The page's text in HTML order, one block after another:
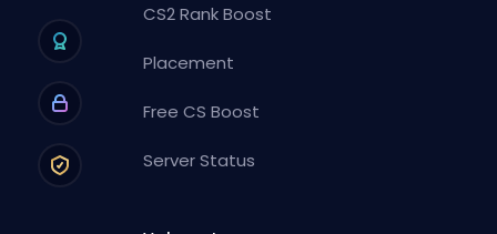
CS2 Rank Boost
Placement
Free CS Boost
Server Status